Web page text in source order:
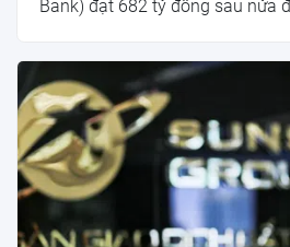
Bank) đạt 682 tỷ đồng sau nửa